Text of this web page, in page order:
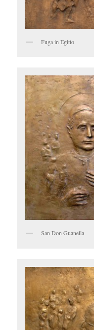
Fuga in Egitto
San Don Guanella